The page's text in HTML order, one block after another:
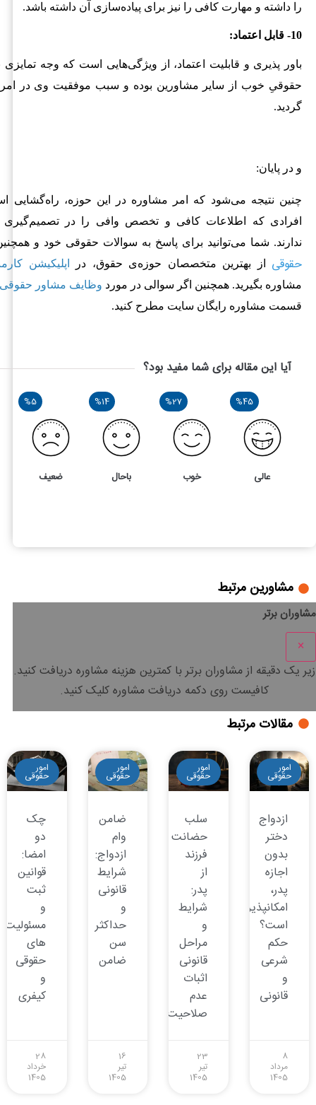
را داشته و مهارت کافی را نیز برای پیاده‌سازی آن داشته باشد.
10- قابل اعتماد:
باور پذیری و قابلیت اعتماد، از ویژگی‌هایی است که وجه
حقوقیِ خوب از سایر مشاورین بوده و سبب موفقیت وی در
گردید.
و در پایان:
چنین نتیجه می‌شود که امر مشاوره در این حوزه، راه‌گشایی
افرادی که اطلاعات کافی و تخصص وافی را در
ندارند. شما می‌توانید برای پاسخ به سوالات حقوقی خود و
حقوقی از بهترین متخصصان حوزه‌ی حقوق، در
اپلیکیشن
مشاوره بگیرید. همچنین اگر سوالی در مورد وظایف مشاور حقوقی
قسمت مشاوره رایگان سایت مطرح کنید.
آیا این مقاله برای شما مفید بود؟
%45
عالی
%27
خوب
%14
باحال
%5
ضعیف
مشاورین مرتبط
مشاوران برتر
×
زیر یک دقیقه از مشاوران برتر باکمترین هزینه مشاوره دریافت کنید.
کافیست روی دکمه دریافت مشاوره کلیک کنید.
مقالات مرتبط
امور
حقوقی
ازدواج
دختر
بدون
اجازه
پدر،
امکانپذیر
است؟
حکم
شرعی
و
قانونی
8
مرداد
1405
امور
حقوقی
سلب
حضانت
فرزند
از
پدر:
شرایط
و
مراحل
قانونی
اثبات
عدم
صلاحیت
23
تیر
1405
امور
حقوقی
ضامن
وام
ازدواج:
شرایط
قانونی
و
حداکثر
سن
ضامن
16
تیر
1405
امور
حقوقی
چک
دو
امضا:
قوانین
ثبت
و
مسئولیت
های
حقوقی
و
کیفری
28
خرداد
1405